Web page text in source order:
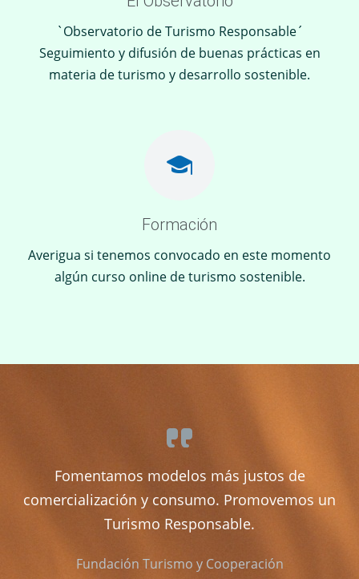
`Observatorio de Turismo Responsable´
Seguimiento y difusión de buenas prácticas en
materia de turismo y desarrollo sostenible.
Formación
Averigua si tenemos convocado en este momento
algún curso online de turismo sostenible.
Fomentamos modelos más justos de
comercialización y consumo. Promovemos un
Turismo Responsable.
Fundación Turismo y Cooperación